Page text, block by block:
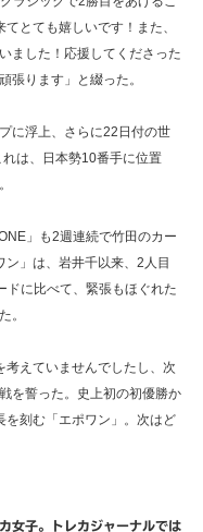
とても嬉しいです！また、
ました！応援してくださった
張ります」と綴った。
に浮上、さらに22日付の世
は、日本勢10番手に位置
」も2週連続で竹田のカー
ン」は、岩井千以来、2人目
ドに比べて、緊張もほぐれた
。
えていませんでしたし、次
を誓った。史上初の初優勝か
を刻む「エポワン」。次はど
女子。トレカジャーナルでは